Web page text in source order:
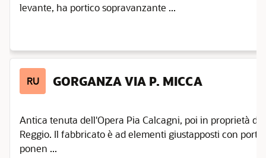
levante, ha portico sopravanzante ...
RU GORGANZA VIA P. MICCA
Antica tenuta dell'Opera Pia Calcagni, poi in proprietà
Reggio. Il fabbricato è ad elementi giustapposti con
ponen ...